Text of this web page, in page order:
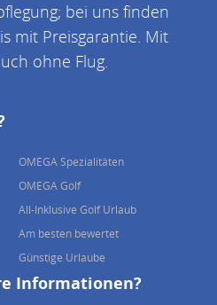
bei uns finden
mit Preisgarantie. Mit
ohne Flug.
OMEGA Spezialitäten
OMEGA Golf
All-Inklusive Golf Urlaub
Am besten bewertet
Günstige Urlaube
Informationen?